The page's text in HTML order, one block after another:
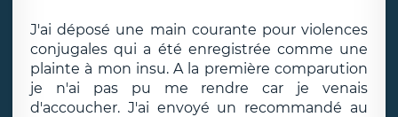
J'ai déposé une main courante pour violences
conjugales qui a été enregistrée comme une
plainte à mon insu. A la première comparution
je n'ai pas pu me rendre car je venais
d'accoucher. J'ai envoyé un recommandé au